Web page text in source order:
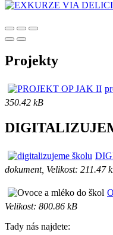
Projekty
350.42 kB
dokument, Velikost: 211.47
Velikost: 800.86 kB
Tady nás najdete: